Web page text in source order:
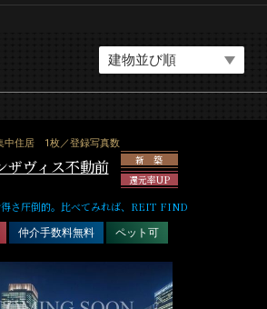
中住居 1枚／登録写真数
ザヴィス不動前
新 築
還元率UP
さ圧倒的。比べてみれば、REIT FIND
仲介手数料無料 ペット可